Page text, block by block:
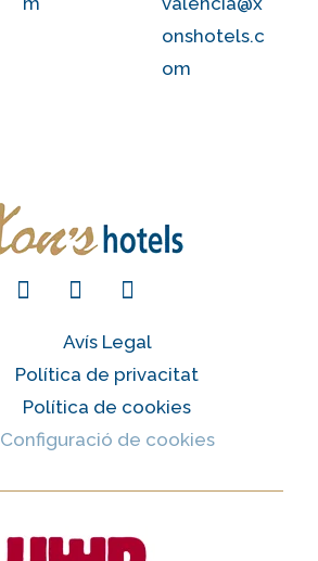
onshotels.c
om
Avís Legal
Política de privacitat
Política de cookies
Configuració de cookies